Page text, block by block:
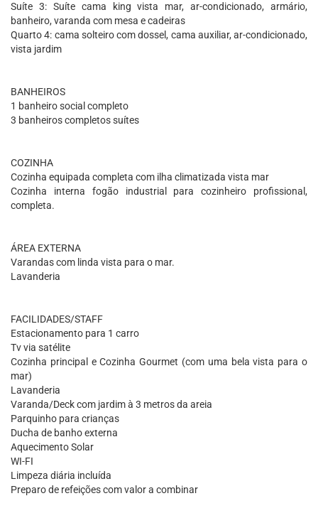
Suíte 3: Suíte cama king vista mar, ar-condicionado, armário,
banheiro, varanda com mesa e cadeiras
Quarto 4: cama solteiro com dossel, cama auxiliar, ar-condicionado,
vista jardim
BANHEIROS
1 banheiro social completo
3 banheiros completos suítes
COZINHA
Cozinha equipada completa com ilha climatizada vista mar
Cozinha interna fogão industrial para cozinheiro profissional,
completa.
ÁREA EXTERNA
Varandas com linda vista para o mar.
Lavanderia
FACILIDADES/STAFF
Estacionamento para 1 carro
Tv via satélite
Cozinha principal e Cozinha Gourmet (com uma bela vista para o
mar)
Lavanderia
Varanda/Deck com jardim à 3 metros da areia
Parquinho para crianças
Ducha de banho externa
Aquecimento Solar
WI-FI
Limpeza diária incluída
Preparo de refeições com valor a combinar